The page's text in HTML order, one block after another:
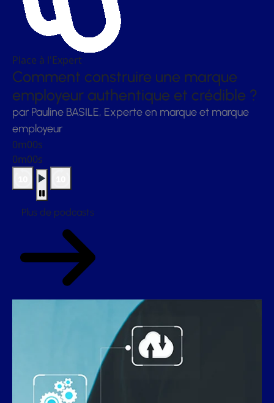
Place à l'Expert
Comment construire une marque
employeur authentique et crédible ?
par Pauline BASILE, Experte en marque et marque
employeur
0m00s
0m00s
Plus de podcasts